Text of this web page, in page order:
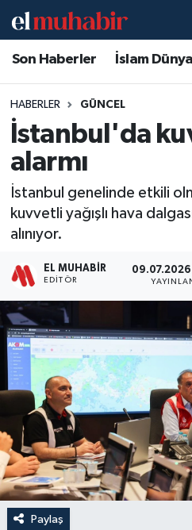
Son Haberler İslam
HABERLER GÜNCEL
İstanbul'da
alarmı
İstanbul genelinde etkili
kuvvetli yağışlı hava
alınıyor.
EL MUHABIR
EDITÖR
09.07.2026
Paylaş
Hava Durumu
Trafik Durumu
Süper Lig Puan
Son Dakika Haberleri
Haber Arşivi